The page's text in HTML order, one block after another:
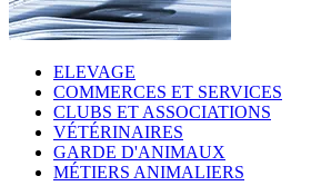
ELEVAGE
COMMERCES ET SERVICES
CLUBS ET ASSOCIATIONS
VÉTÉRINAIRES
GARDE D'ANIMAUX
MÉTIERS ANIMALIERS